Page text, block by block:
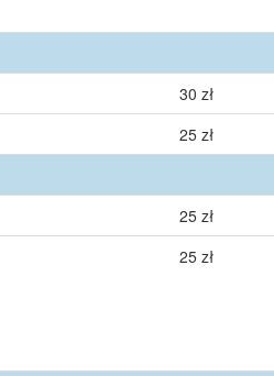
30 zł
25 zł
25 zł
25 zł